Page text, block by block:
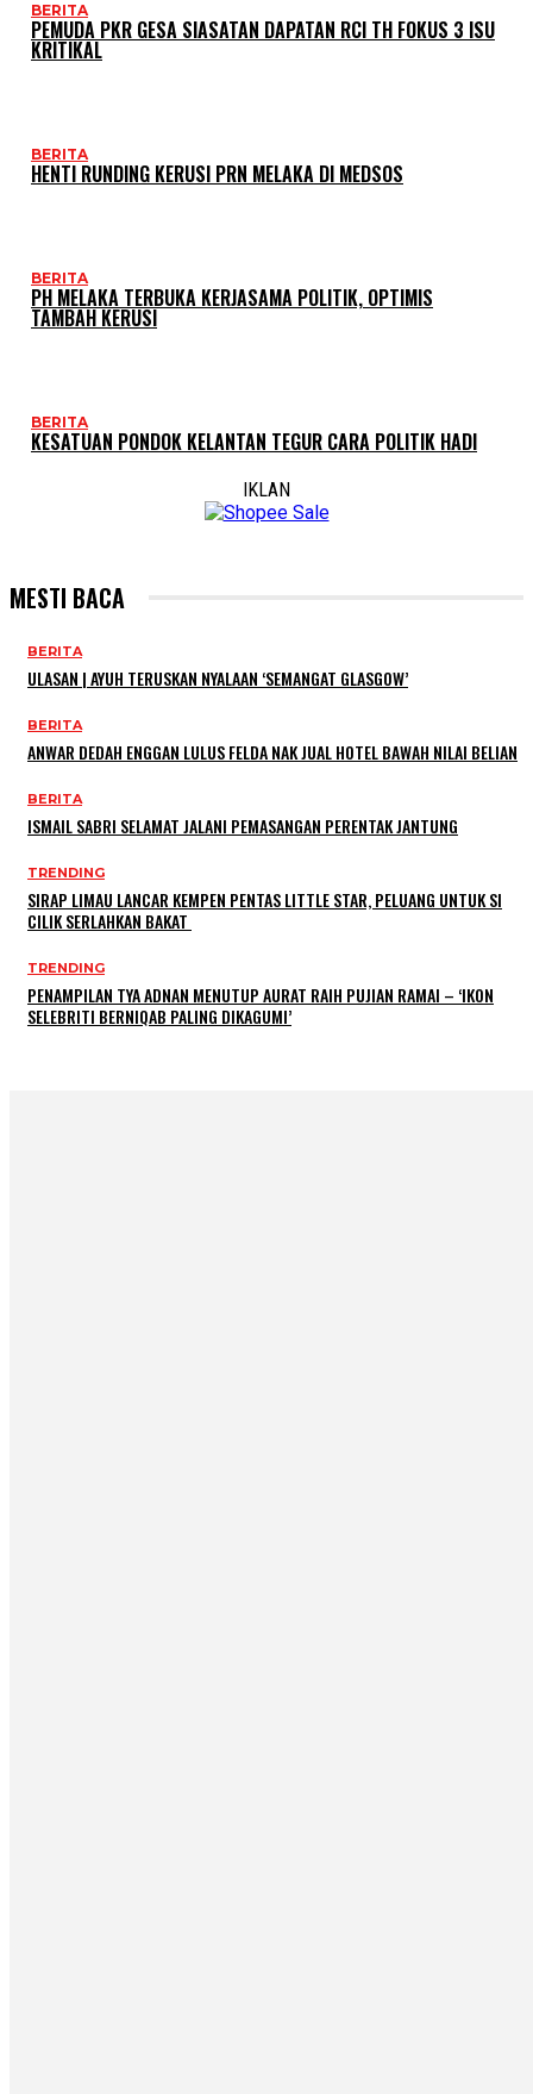
BERITA
PEMUDA PKR GESA SIASATAN DAPATAN RCI TH FOKUS 3 ISU
KRITIKAL
BERITA
HENTI RUNDING KERUSI PRN MELAKA DI MEDSOS
BERITA
PH MELAKA TERBUKA KERJASAMA POLITIK, OPTIMIS
TAMBAH KERUSI
BERITA
KESATUAN PONDOK KELANTAN TEGUR CARA POLITIK HADI
IKLAN
MESTI BACA
BERITA
ULASAN | AYUH TERUSKAN NYALAAN ‘SEMANGAT GLASGOW’
BERITA
ANWAR DEDAH ENGGAN LULUS FELDA NAK JUAL HOTEL BAWAH NILAI BELIAN
BERITA
ISMAIL SABRI SELAMAT JALANI PEMASANGAN PERENTAK JANTUNG
TRENDING
SIRAP LIMAU LANCAR KEMPEN PENTAS LITTLE STAR, PELUANG UNTUK SI
CILIK SERLAHKAN BAKAT
TRENDING
PENAMPILAN TYA ADNAN MENUTUP AURAT RAIH PUJIAN RAMAI – ‘IKON
SELEBRITI BERNIQAB PALING DIKAGUMI’